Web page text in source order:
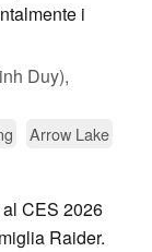
i
Duy),
Arrow Lake
CES 2026
Raider.